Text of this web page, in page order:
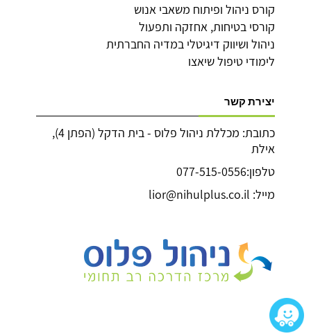
קורס ניהול ופיתוח משאבי אנוש
קורסי בטיחות, אחזקה ותפעול
ניהול ושיווק דיגיטלי במדיה החברתית
לימודי טיפול שיאצו
יצירת קשר
כתובת: מכללת ניהול פלוס - בית הדקל (הפתן 4),
אילת
טלפון:077-515-0556
מייל: lior@nihulplus.co.il